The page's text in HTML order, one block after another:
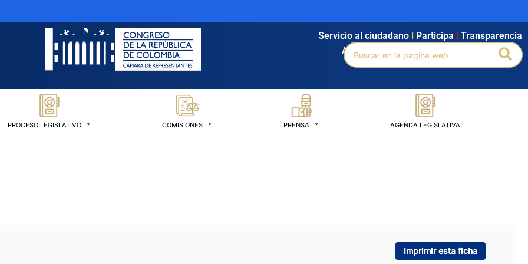
Agendamiento Intranet Búsqueda avanzada
Servicio al ciudadano Participa Transparencia
Buscar
por:
PROCESO LEGISLATIVO COMISIONES PRENSA AGENDA LEGISLATIVA
Imprimir esta ficha